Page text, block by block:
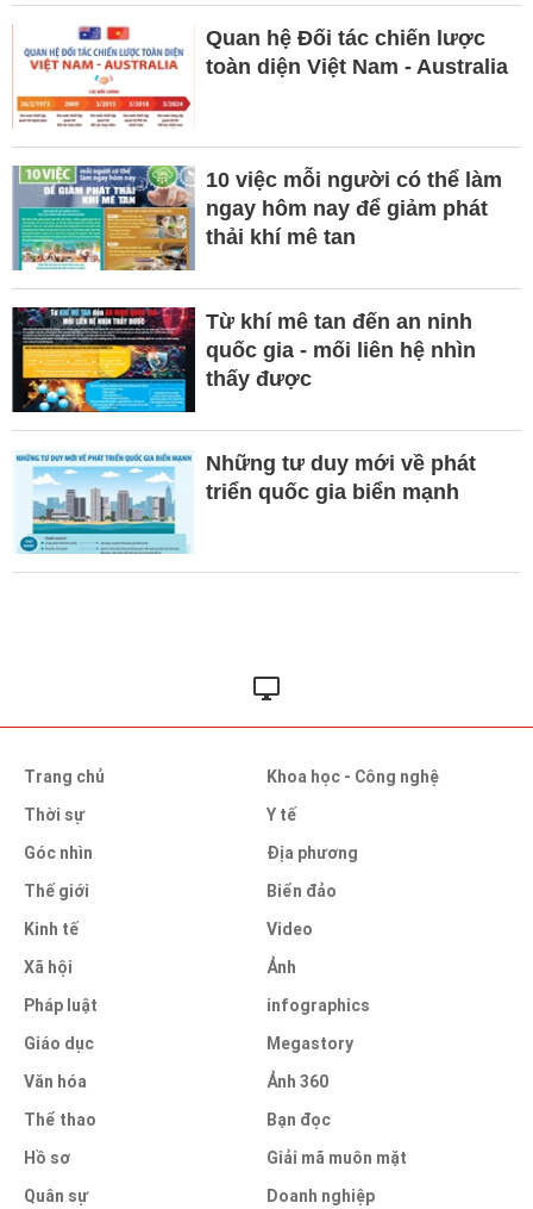
Quan hệ Đối tác chiến lược
toàn diện Việt Nam - Australia
10 việc mỗi người có thể làm
ngay hôm nay để giảm phát
thải khí mê tan
Từ khí mê tan đến an ninh
quốc gia - mối liên hệ nhìn
thấy được
Những tư duy mới về phát
triển quốc gia biển mạnh
Trang chủ
Thời sự
Góc nhìn
Thế giới
Kinh tế
Xã hội
Pháp luật
Giáo dục
Văn hóa
Thể thao
Hồ sơ
Quân sự
Khoa học - Công nghệ
Y tế
Địa phương
Biển đảo
Video
Ảnh
infographics
Megastory
Ảnh 360
Bạn đọc
Giải mã muôn mặt
Doanh nghiệp